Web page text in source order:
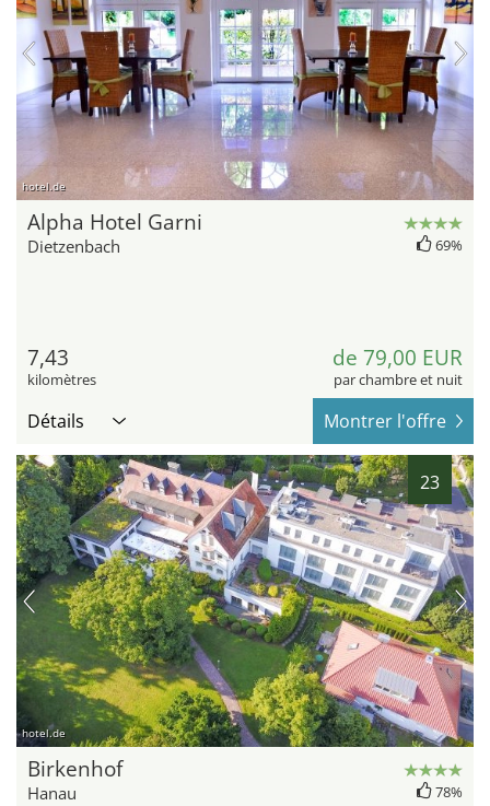
hotel.de
Alpha Hotel Garni
Dietzenbach 69%
7,43
kilomètres
de 79,00 EUR
par chambre et nuit
Détails Montrer l'offre
23
hotel.de
Birkenhof
Hanau 78%